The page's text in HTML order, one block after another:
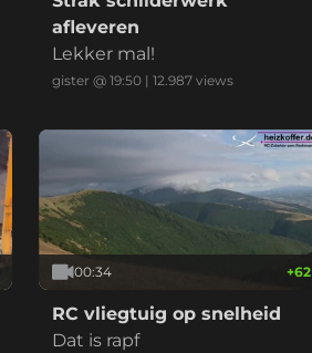
afleveren
Lekker mal!
gister @ 19:50| 12.987views
00:34 +62
RC vliegtuig op snelheid
Dat is rapf